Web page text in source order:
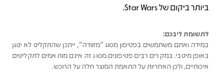
ביותר ביקום של Star Wars.
לתשומת ליבכם:
במידה ואתם משתמשים בפטיפון מסוג "מזוודה", ייתכן שהתקליט לא ינוגן
באופן מיטבי. במקרים רבים פטיפונים מסוג זה אינם מותאמים לתקליטים
איכותיים, ולכן האחריות על התאמת המוצר חלה על הרוכש.